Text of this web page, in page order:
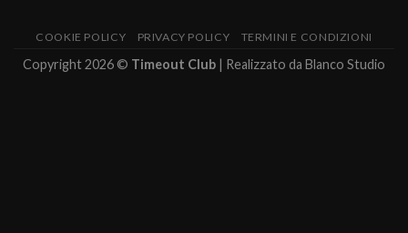
COOKIE POLICY PRIVACY POLICY TERMINI E CONDIZIONI
Copyright 2026 © Timeout Club | Realizzato da Blanco Studio